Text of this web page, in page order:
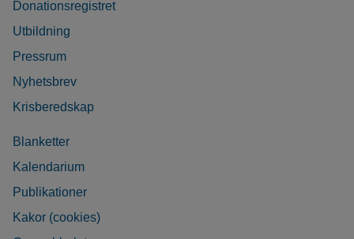
Donationsregistret
Utbildning
Pressrum
Nyhetsbrev
Krisberedskap
Blanketter
Kalendarium
Publikationer
Kakor (cookies)